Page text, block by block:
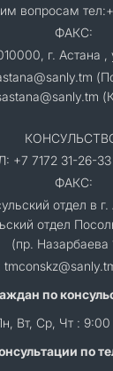
вопросам
ФАКС:
г. Астана ,
+7 7172 31-26-
ФАКС:
отдел в
отдел
(пр. Назарбаева
по
Вт, Ср, Чт : 9:00
по